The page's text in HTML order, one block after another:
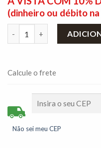
(dinheiro ou débito
Calcule o frete
Não sei meu CEP